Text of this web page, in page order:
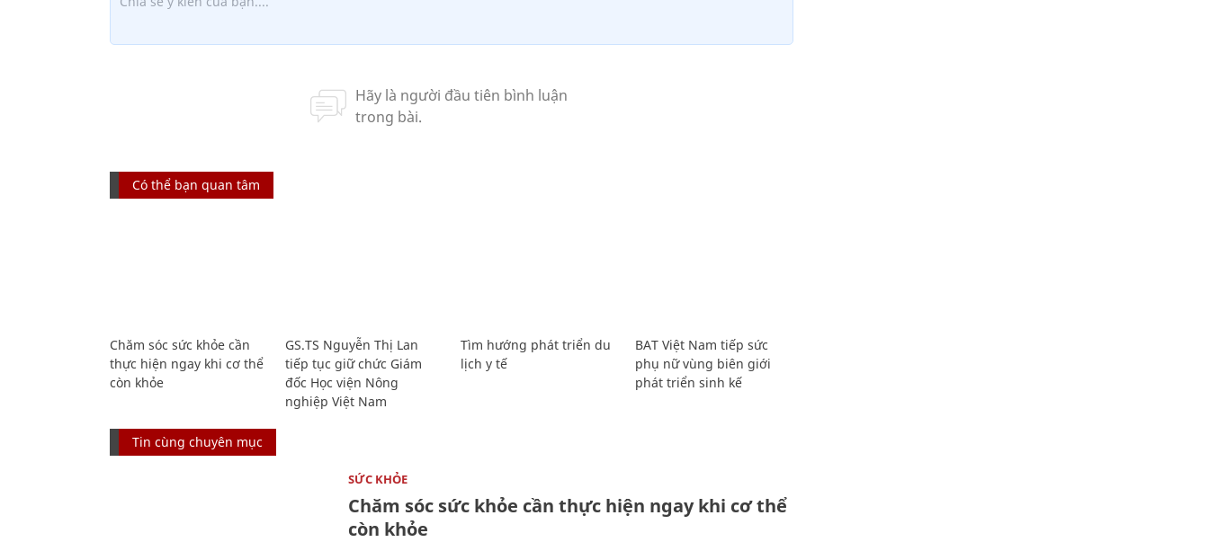
Có thể bạn quan tâm
Chăm sóc sức khỏe cần
thực hiện ngay khi cơ thể
còn khỏe
GS.TS Nguyễn Thị Lan
tiếp tục giữ chức Giám
đốc Học viện Nông
nghiệp Việt Nam
Tìm hướng phát triển du
lịch y tế
BAT Việt Nam tiếp sức
phụ nữ vùng biên giới
phát triển sinh kế
Tin cùng chuyên mục
SỨC KHỎE
Chăm sóc sức khỏe cần thực hiện ngay khi cơ thể
còn khỏe